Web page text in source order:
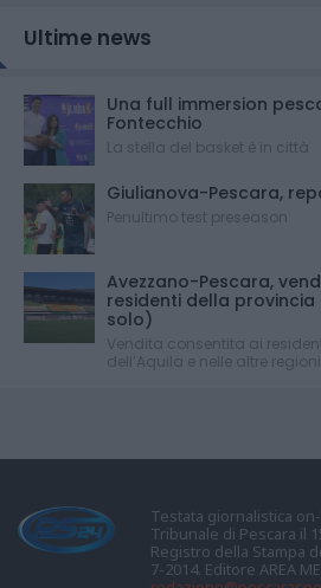
Ultime news
Una full immersion
Fontecchio
La stella del basket è in città
Giulianova-Pescara,
Penultimo test preseason
Avezzano-Pescara,
residenti della
solo)
Vendita consentita ai
dell’Aquila e nelle altre regioni.
Testata giornalistica
Tribunale di Pescara il
Registro della Stampa
7-2014. Editore AREA